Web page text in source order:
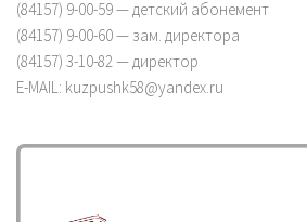
(84157) 9-00-59 — детский абонемент
(84157) 9-00-60 — зам. директора
(84157) 3-10-82 — директор
E-MAIL: kuzpushk58@yandex.ru